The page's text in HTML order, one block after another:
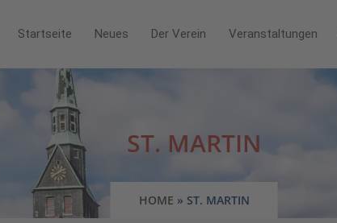
Startseite Neues Der Verein Veranstaltungen
ST. MARTIN
HOME » ST. MARTIN